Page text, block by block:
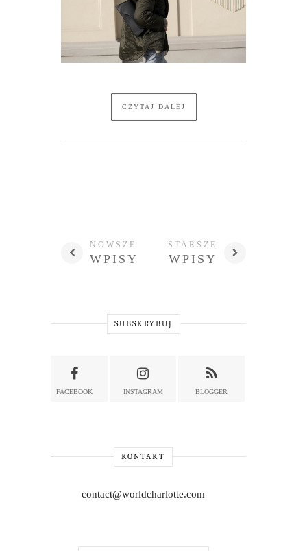
CZYTAJ DALEJ
NOWSZE
WPISY
STARSZE
WPISY
SUBSKRYBUJ
FACEBOOK INSTAGRAM BLOGGER
KONTAKT
contact@worldcharlotte.com